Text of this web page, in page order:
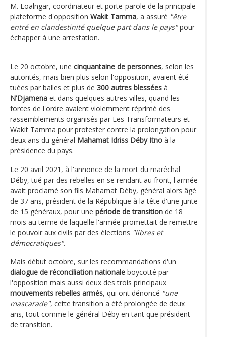
M. Loalngar, coordinateur et porte-parole de la principale
plateforme d'opposition Wakit Tamma, a assuré "être
entré en clandestinité quelque part dans le pays"pour
échapper à une arrestation.
Le 20 octobre, une cinquantaine de personnes, selon les
autorités, mais bien plus selon l'opposition, avaient été
tuées par balles et plus de 300 autres blessées à
N'Djamena et dans quelques autres villes, quand les
forces de l'ordre avaient violemment réprimé des
rassemblements organisés par Les Transformateurs et
Wakit Tamma pour protester contre la prolongation pour
deux ans du général Mahamat Idriss Déby Itno à la
présidence du pays.
Le 20 avril 2021, à l'annonce de la mort du maréchal
Déby, tué par des rebelles en se rendant au front, l'armée
avait proclamé son fils Mahamat Déby, général alors âgé
de 37 ans, président de la République à la tête d'une junte
de 15 généraux, pour une période de transition de 18
mois au terme de laquelle l'armée promettait de remettre
le pouvoir aux civils par des élections "libres et
démocratiques".
Mais début octobre, sur les recommandations d'un
dialogue de réconciliation nationale boycotté par
l'opposition mais aussi deux des trois principaux
mouvements rebelles armés, qui ont dénoncé "une
mascarade", cette transition a été prolongée de deux
ans, tout comme le général Déby en tant que président
de transition.